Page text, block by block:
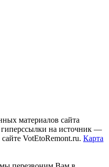
материалов сайта
гиперссылки на источник —
VotEtoRemont.ru. Карта